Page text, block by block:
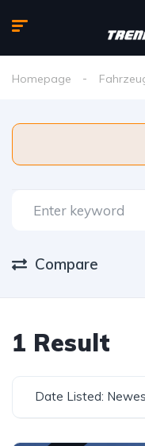
Homepage
Compare
1 Result
Date Listed: